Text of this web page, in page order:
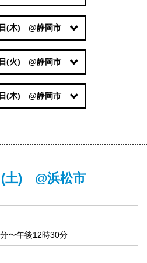
(木) @静岡市
(火) @静岡市
(木) @静岡市
(土) @浜松市
〜午後12時30分